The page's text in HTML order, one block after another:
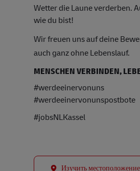
Wetter die Laune verderben.
wie du bist!
Wir freuen uns auf deine
auch ganz ohne Lebenslauf.
MENSCHEN VERBINDEN,
#werdeeinervonuns
#werdeeinervonunspostbote
#jobsNLKassel
Изучить местоположение